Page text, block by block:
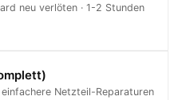
neu verlöten · 1-2 Stunden
Netzteil-Reparaturen